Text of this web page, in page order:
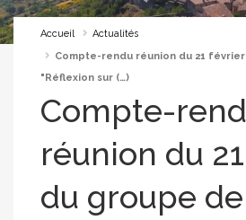
Accueil
Actualités
Compte-rendu réunion du 21
"Réflexion sur (…)
Compte-
réunion du
du groupe